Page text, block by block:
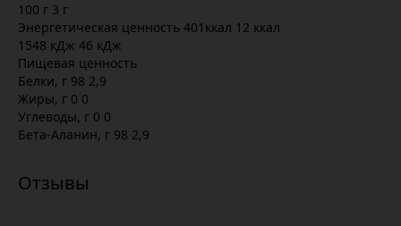
100 г 3 г
Энергетическая ценность 401ккал 12 ккал
1548 кДж 46 кДж
Пищевая ценность
Белки, г 98 2,9
Жиры, г 0 0
Углеводы, г 0 0
Бета-Аланин, г 98 2,9